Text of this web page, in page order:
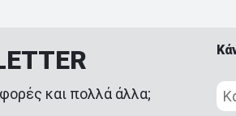
και πολλά άλλα;